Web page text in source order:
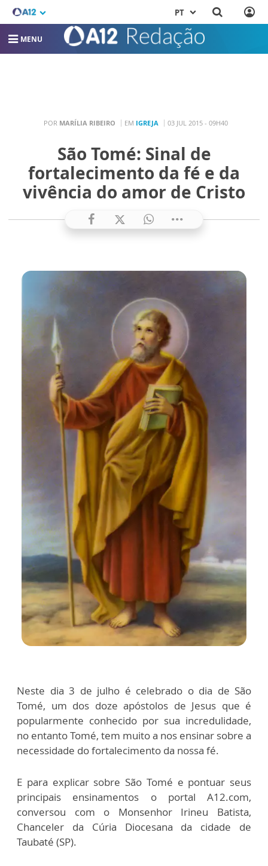
PT
MENU
POR MARÍLIA RIBEIRO EM IGREJA 03 JUL 2015 - 09H40
São Tomé: Sinal de
fortalecimento da fé e da
vivência do amor de Cristo
Neste dia 3 de julho é celebrado o dia de São
Tomé, um dos doze apóstolos de Jesus que é
popularmente conhecido por sua incredulidade,
no entanto Tomé, tem muito a nos ensinar sobre a
necessidade do fortalecimento da nossa fé.
E para explicar sobre São Tomé e pontuar seus
principais ensinamentos o portal A12.com,
conversou com o Monsenhor Irineu Batista,
Chanceler da Cúria Diocesana da cidade de
Taubaté (SP).